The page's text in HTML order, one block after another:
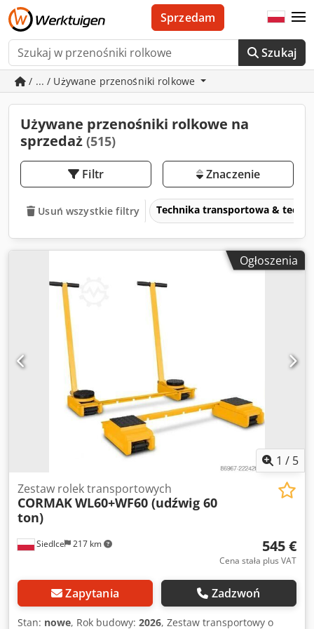
Szukaj
Sprzedam
/ ... / Używane przenośniki rolkowe
Używane przenośniki rolkowe na
sprzedaż (515)
Filtr Znaczenie
Usuń wszystkie filtry Technika transportowa &
Ogłoszenia
1 / 5
Siedlce 217 km
Zestaw rolek transportowych
CORMAKWL60+WF60 (udźwig 60
ton)
545 €
Cena stała plus VAT
Zapytania Zadzwoń
Stan: nowe, Rok budowy: 2026, Zestaw transportowy o